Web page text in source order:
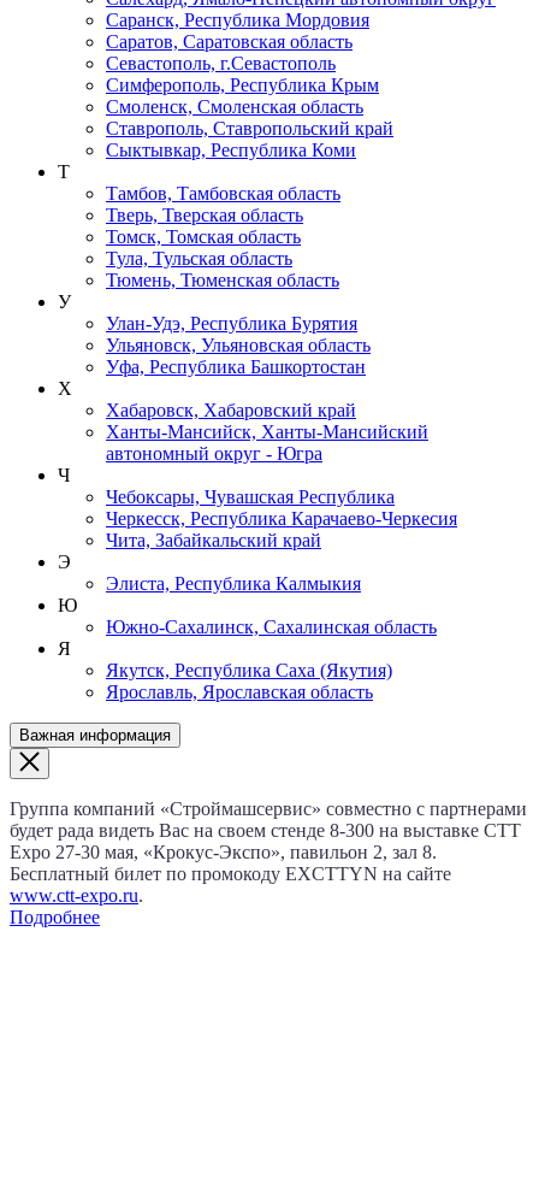
Саранск, Республика Мордовия
Саратов, Саратовская область
Севастополь, г.Севастополь
Симферополь, Республика Крым
Смоленск, Смоленская область
Ставрополь, Ставропольский край
Сыктывкар, Республика Коми
Т
Тамбов, Тамбовская область
Тверь, Тверская область
Томск, Томская область
Тула, Тульская область
Тюмень, Тюменская область
У
Улан-Удэ, Республика Бурятия
Ульяновск, Ульяновская область
Уфа, Республика Башкортостан
Х
Хабаровск, Хабаровский край
Ханты-Мансийск, Ханты-Мансийский
автономный округ - Югра
Ч
Чебоксары, Чувашская Республика
Черкесск, Республика Карачаево-Черкесия
Чита, Забайкальский край
Э
Элиста, Республика Калмыкия
Ю
Южно-Сахалинск, Сахалинская область
Я
Якутск, Республика Саха (Якутия)
Ярославль, Ярославская область
Важная информация
Группа компаний «Строймашсервис» совместно с партнерами
будет рада видеть Вас на своем стенде 8‑300 на выставке CTT
Expo 27‑30 мая, «Крокус‑Экспо», павильон 2, зал 8.
Бесплатный билет по промокоду EXCTTYN на сайте
www.сtt-expo.ru.
Подробнее